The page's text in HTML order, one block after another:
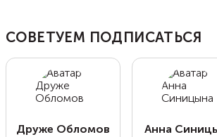
СОВЕТУЕМ ПОДПИСАТЬСЯ
Друже Обломов Анна